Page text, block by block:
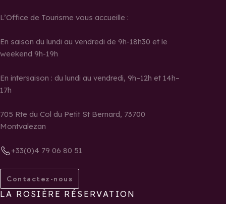
L’Office de Tourisme vous accueille :
En saison du lundi au vendredi de 9h-18h30 et le
weekend 9h-19h
En intersaison : du lundi au vendredi, 9h–12h et 14h–
17h
705 Rte du Col du Petit St Bernard, 73700
Montvalezan
+33(0)4 79 06 80 51
Contactez-nous
LA ROSIÈRE RÉSERVATION